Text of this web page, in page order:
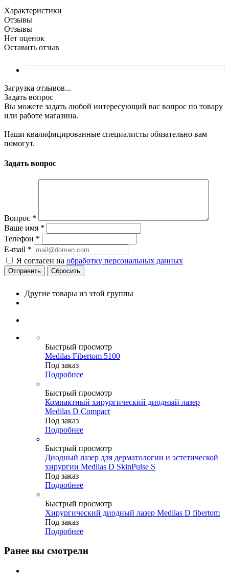
Характеристики
Отзывы
Отзывы
Нет оценок
Оставить отзыв
Загрузка отзывов...
Задать вопрос
Вы можете задать любой интересующий вас вопрос по товару
или работе магазина.
Наши квалифицированные специалисты обязательно вам
помогут.
Задать вопрос
Вопрос *
Ваше имя *
Телефон *
E-mail *
Я согласен на обработку персональных данных
Сбросить
Другие товары из этой группы
Быстрый просмотр
Medilas Fibertom 5100
Под заказ
Подробнее
Быстрый просмотр
Компактный хирургический диодный лазер
Medilas D Compact
Под заказ
Подробнее
Быстрый просмотр
Диодный лазер для дерматологии и эстетической
хирургии Medilas D SkinPulse S
Под заказ
Подробнее
Быстрый просмотр
Хирургический диодный лазер Medilas D fibertom
Под заказ
Подробнее
Ранее вы смотрели